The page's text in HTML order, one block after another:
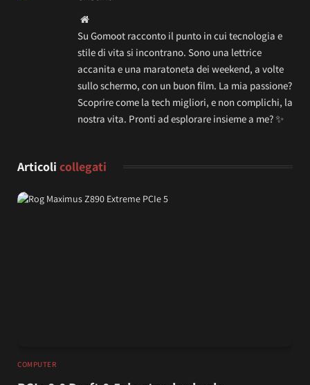
Website
Su Gomoot racconto il punto in cui tecnologia e
stile di vita si incontrano. Sono una lettrice
accanita e una maratoneta dei weekend, a volte
sullo schermo, con un buon film. La mia passione?
Scoprire come la tech migliori, e non complichi, la
nostra vita. Pronti ad esplorare insieme a me? ✨
Articoli collegati
COMPUTER